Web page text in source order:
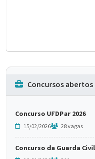
Concursos abertos
Concurso UFDPar 2026
15/02/2026 28 vagas
Concurso da Guarda